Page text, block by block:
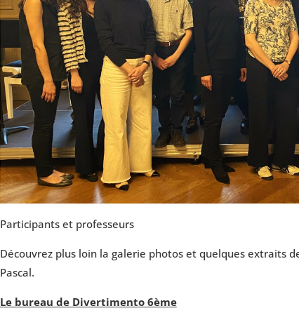
Participants et professeurs
Découvrez plus loin la galerie photos et quelques extraits
Pascal.
Le bureau de Divertimento 6ème